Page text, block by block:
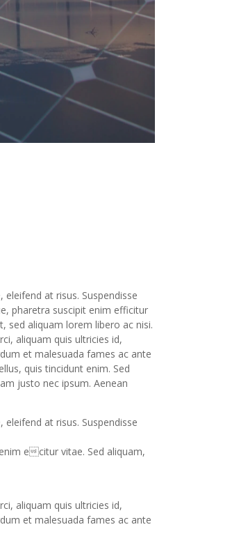
at risus. Suspendisse
pharetra suscipit enim efficitur
sed aliquam lorem libero ac nisi.
aliquam quis ultricies id,
et malesuada fames ac ante
quis tincidunt enim. Sed
justo nec ipsum. Aenean
at risus. Suspendisse
ecitur vitae. Sed aliquam,
aliquam quis ultricies id,
et malesuada fames ac ante